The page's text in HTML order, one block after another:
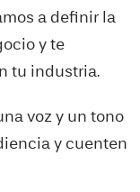
a definir la
y te
tu industria.
voz y un tono
y cuenten